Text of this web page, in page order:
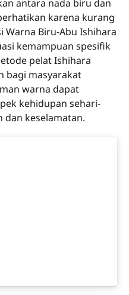
antara nada biru dan
karena kurang
Warna Biru-Abu Ishihara
kemampuan spesifik
pelat Ishihara
bagi masyarakat
warna dapat
kehidupan sehari-
dan keselamatan.